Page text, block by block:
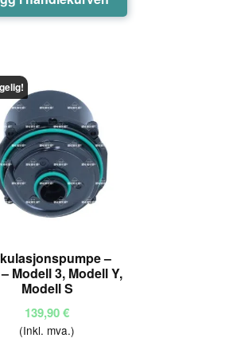
–
Modell 3, Modell Y,
Modell S
139,90€
(Inkl. mva.)